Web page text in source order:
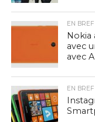
EN BREF
Nokia
avec
avec
EN BREF